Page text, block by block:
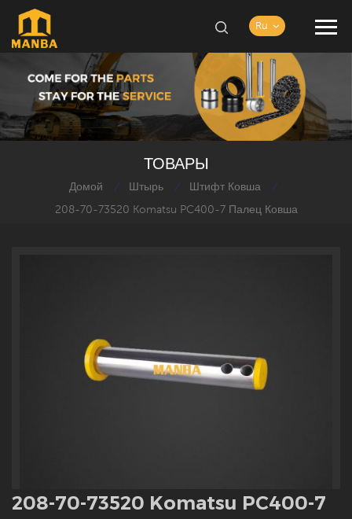
Ru
ТОВАРЫ
Домой / Штырь / Штифт Ковша /
208-70-73520 Komatsu PC400-7 Палец Ковша
208-70-73520 Komatsu PC400-7